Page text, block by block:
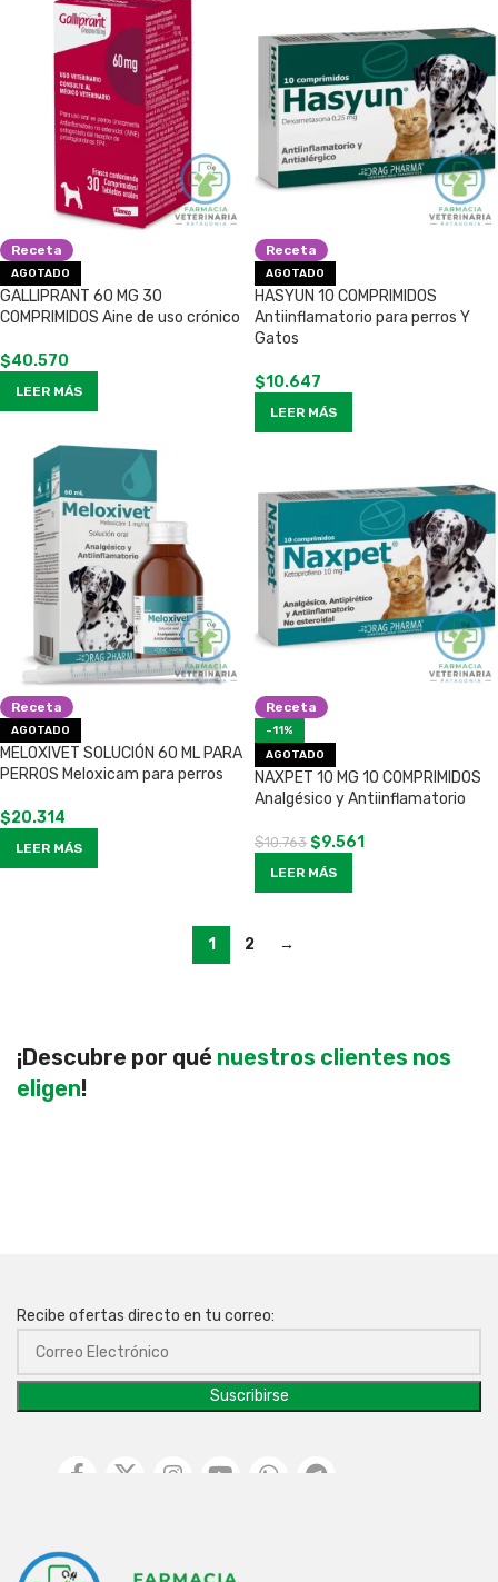
Receta
AGOTADO
GALLIPRANT 60 MG 30
COMPRIMIDOS Aine de uso crónico
$40.570
LEER MÁS
Receta
AGOTADO
HASYUN 10 COMPRIMIDOS
Antiinflamatorio para perros Y
Gatos
$10.647
LEER MÁS
Receta
AGOTADO
MELOXIVET SOLUCIÓN 60 ML PARA
PERROS Meloxicam para perros
$20.314
LEER MÁS
Receta
-11%
AGOTADO
NAXPET 10 MG 10 COMPRIMIDOS
Analgésico y Antiinflamatorio
$10.763 $9.561
LEER MÁS
1 2 →
¡Descubre por qué nuestros clientes nos
eligen!
Recibe ofertas directo en tu correo: